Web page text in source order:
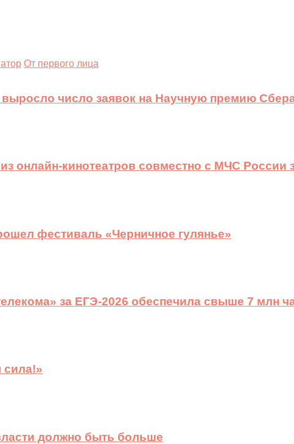
От первого лица
число заявок на Научную премию
онлайн-кинотеатров совместно с МЧС России
фестиваль «Черничное гулянье»
за ЕГЭ-2026 обеспечила свыше 7 млн
сила!»
должно быть больше